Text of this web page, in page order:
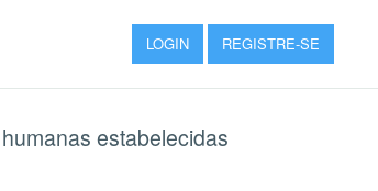
LOGIN REGISTRE-SE
estabelecidas